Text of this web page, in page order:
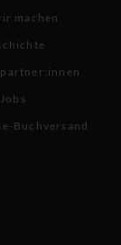
machen
Jobs
Buchversand